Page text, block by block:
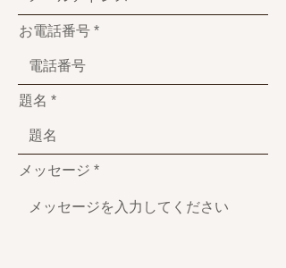
お電話番号
題名
メッセージ